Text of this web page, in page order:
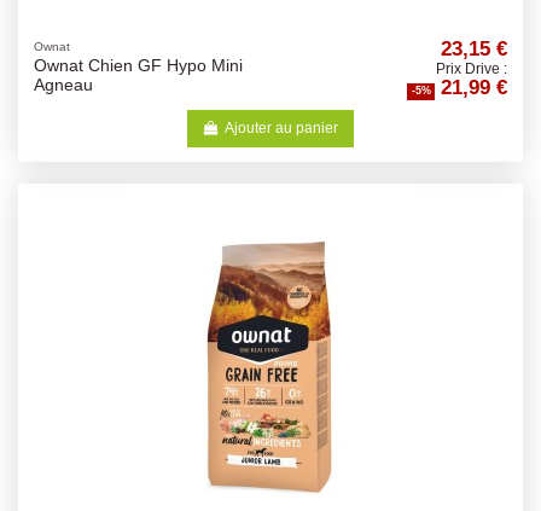
Ownat
Ownat Chien GF Hypo Mini
Agneau
23,15 €
Prix Drive :
-5% 21,99 €
Ajouter au panier